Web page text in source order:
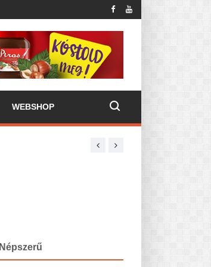
WEBSHOP
Népszerű